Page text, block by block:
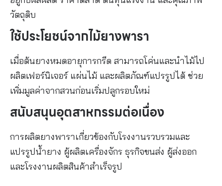
วัตถุดิบ
ใช้ประโยชน์จากไม้ยางพารา
เมื่อต้นยางหมดอายุการกรีด สามารถโค่นและนำไม้ไป
ผลิตเฟอร์นิเจอร์ แผ่นไม้ และผลิตภัณฑ์แปรรูปได้ ช่วย
เพิ่มมูลค่าจากสวนก่อนเริ่มปลูกรอบใหม่
สนับสนุนอุตสาหกรรมต่อเนื่อง
การผลิตยางพาราเกี่ยวข้องกับโรงงานรวบรวมและ
แปรรูปน้ำยาง ผู้ผลิตเครื่องจักร ธุรกิจขนส่ง ผู้ส่งออก
และโรงงานผลิตสินค้าสำเร็จรูป